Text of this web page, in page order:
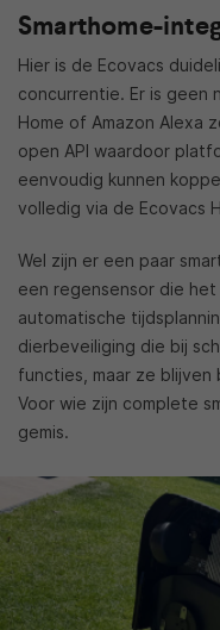
Smarthome-
Hier is de Ecovacs
concurrentie. Er is geen
Home of Amazon Alexa
open API waardoor
eenvoudig kunnen
volledig via de Ecovacs
Wel zijn er een paar
een regensensor die het
automatische
dierbeveiliging die bij
functies, maar ze blijven
Voor wie zijn complete
gemis.